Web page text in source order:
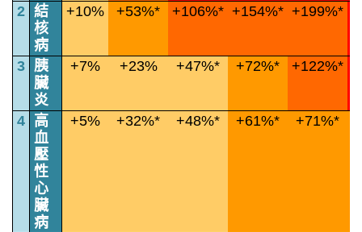
2 結
核
病
+10% +53%* +106%* +154%* +199%*
3 胰
臟
炎
+7% +23% +47%* +72%* +122%*
4 高
血
壓
性
心
臟
病
+5% +32%* +48%* +61%* +71%*